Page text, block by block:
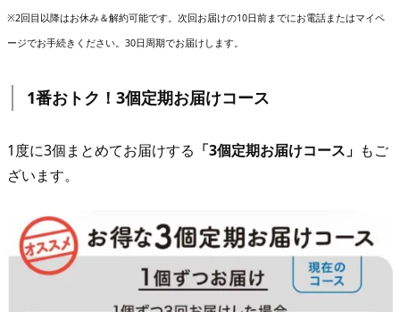
※2回目以降はお休み＆解約可能です。次回お届けの10日前までにお電話またはマイペ
ージでお手続きください。30日周期でお届けします。
1番おトク！3個定期お届けコース
1度に3個まとめてお届けする 「3個定期お届けコース」 もご
ざいます。